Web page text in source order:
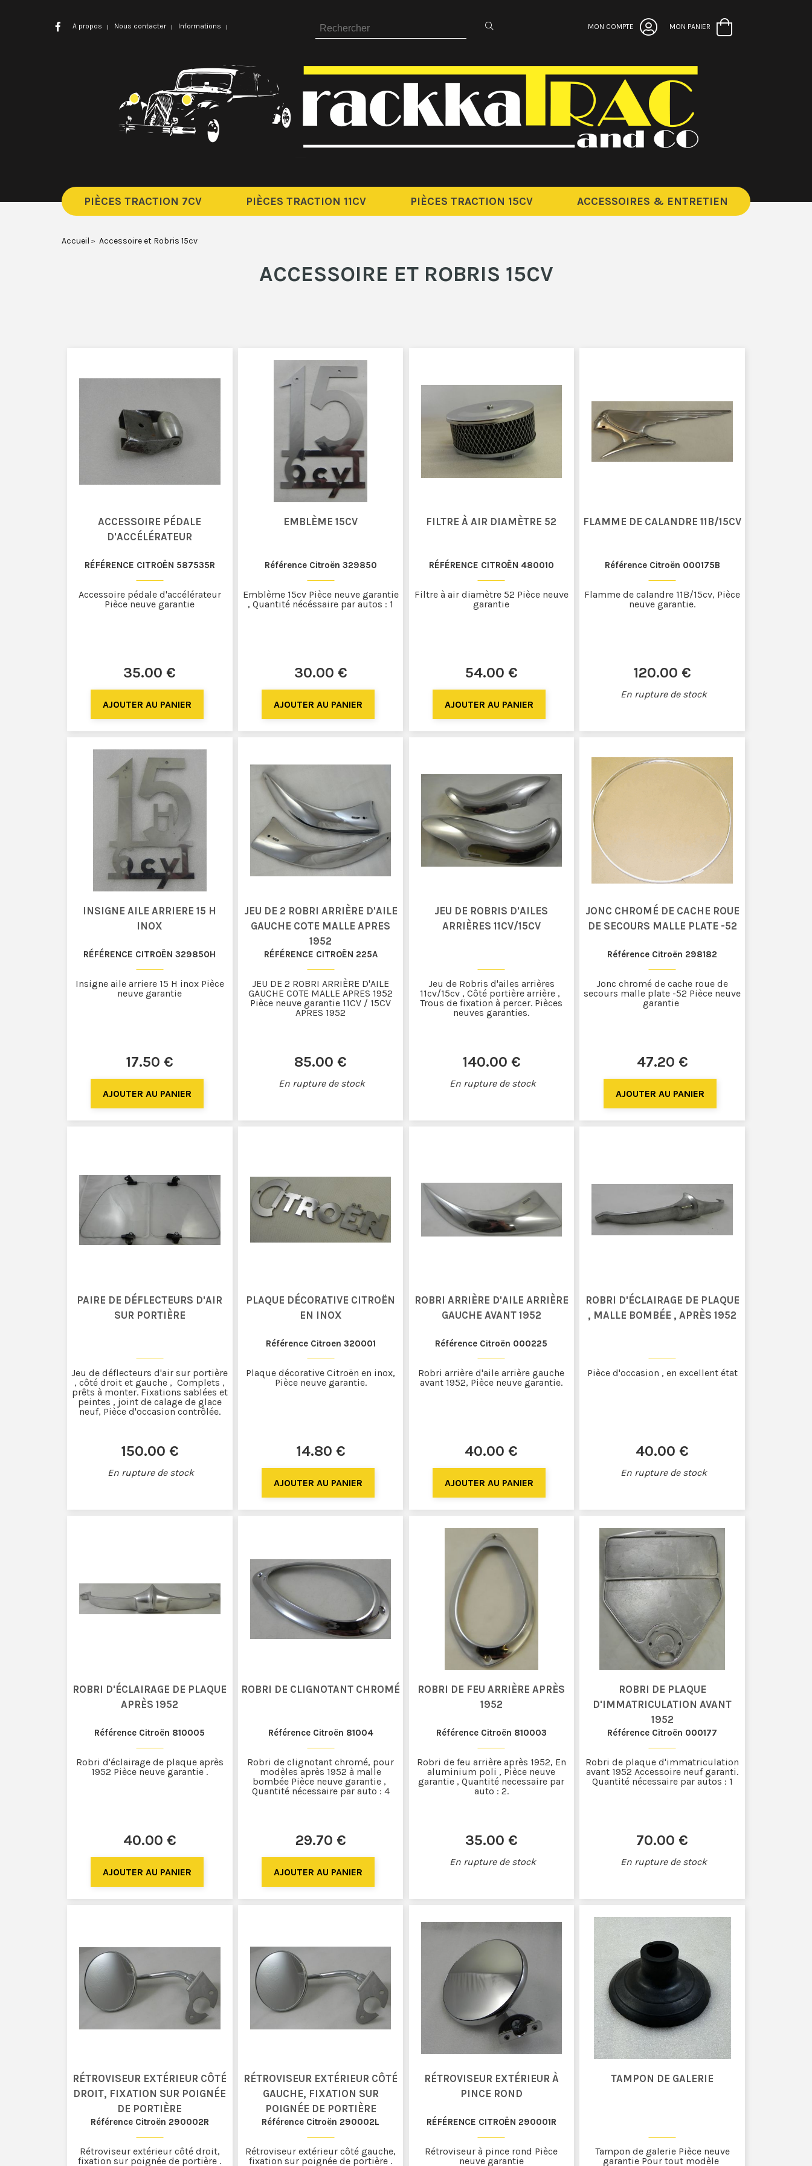
MON COMPTE MON PANIER
PIÈCES TRACTION 7CV PIÈCES TRACTION 11CV PIÈCES TRACTION 15CV ACCESSOIRES & ENTRETIEN
Accueil Accessoire et Robris 15cv
ACCESSOIRE ET ROBRIS 15CV
ACCESSOIRE PÉDALE
D'ACCÉLÉRATEUR
RÉFÉRENCE CITROËN 587535R
35.00 €
Accessoire pédale d'accélérateur
Pièce neuve garantie
EMBLÈME 15CV
Référence Citroën 329850
30.00 €
Emblème 15cv Pièce neuve garantie
, Quantité nécéssaire par autos : 1
FILTRE À AIR DIAMÈTRE 52
RÉFÉRENCE CITROËN 480010
54.00 €
Filtre à air diamètre 52 Pièce neuve
garantie
FLAMME DE CALANDRE 11B/15CV
Référence Citroën 000175B
120.00 €
En rupture de stock
Flamme de calandre 11B/15cv, Pièce
neuve garantie.
INSIGNE AILE ARRIERE 15 H
INOX
RÉFÉRENCE CITROËN 329850H
17.50 €
Insigne aile arriere 15 H inox Pièce
neuve garantie
JEU DE 2 ROBRI ARRIÈRE D'AILE
GAUCHE COTE MALLE APRES
1952
RÉFÉRENCE CITROËN 225A
85.00 €
En rupture de stock
JEU DE 2 ROBRI ARRIÈRE D'AILE
GAUCHE COTE MALLE APRES 1952
Pièce neuve garantie 11CV / 15CV
APRES 1952
JEU DE ROBRIS D'AILES
ARRIÈRES 11CV/15CV
140.00 €
En rupture de stock
Jeu de Robris d'ailes arrières
11cv/15cv , Côté portière arrière ,
Trous de fixation à percer. Pièces
neuves garanties.
JONC CHROMÉ DE CACHE ROUE
DE SECOURS MALLE PLATE -52
Référence Citroën 298182
47.20 €
Jonc chromé de cache roue de
secours malle plate -52 Pièce neuve
garantie
PAIRE DE DÉFLECTEURS D'AIR
SUR PORTIÈRE
150.00 €
En rupture de stock
Jeu de déflecteurs d'air sur portière
, côté droit et gauche , Complets ,
prêts à monter. Fixations sablées et
peintes , joint de calage de glace
neuf, Pièce d'occasion contrôlée.
PLAQUE DÉCORATIVE CITROËN
EN INOX
Référence Citroen 320001
14.80 €
Plaque décorative Citroën en inox,
Pièce neuve garantie.
ROBRI ARRIÈRE D'AILE ARRIÈRE
GAUCHE AVANT 1952
Référence Citroën 000225
40.00 €
Robri arrière d'aile arrière gauche
avant 1952, Pièce neuve garantie.
ROBRI D'ÉCLAIRAGE DE PLAQUE
, MALLE BOMBÉE , APRÈS 1952
40.00 €
En rupture de stock
Pièce d'occasion , en excellent état
ROBRI D'ÉCLAIRAGE DE PLAQUE
APRÈS 1952
Référence Citroën 810005
40.00 €
Robri d'éclairage de plaque après
1952 Pièce neuve garantie .
ROBRI DE CLIGNOTANT CHROMÉ
Référence Citroën 81004
29.70 €
Robri de clignotant chromé, pour
modèles après 1952 à malle
bombée Pièce neuve garantie ,
Quantité nécessaire par auto : 4
ROBRI DE FEU ARRIÈRE APRÈS
1952
Référence Citroën 810003
35.00 €
En rupture de stock
Robri de feu arrière après 1952, En
aluminium poli , Pièce neuve
garantie , Quantité necessaire par
auto : 2.
ROBRI DE PLAQUE
D'IMMATRICULATION AVANT
1952
Référence Citroën 000177
70.00 €
En rupture de stock
Robri de plaque d'immatriculation
avant 1952 Accessoire neuf garanti.
Quantité nécessaire par autos : 1
RÉTROVISEUR EXTÉRIEUR CÔTÉ
DROIT, FIXATION SUR POIGNÉE
DE PORTIÈRE
Référence Citroën 290002R
Rétroviseur extérieur côté droit,
fixation sur poignée de portière .
RÉTROVISEUR EXTÉRIEUR CÔTÉ
GAUCHE, FIXATION SUR
POIGNÉE DE PORTIÈRE
Référence Citroën 290002L
Rétroviseur extérieur côté gauche,
fixation sur poignée de portière .
RÉTROVISEUR EXTÉRIEUR À
PINCE ROND
RÉFÉRENCE CITROËN 290001R
Rétroviseur à pince rond Pièce
neuve garantie
TAMPON DE GALERIE
Tampon de galerie Pièce neuve
garantie Pour tout modèle
A propos Nous contacter Informations